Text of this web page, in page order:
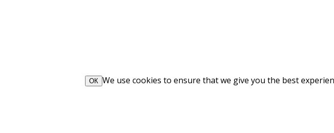
We use cookies to ensure that we give you the best
ОК